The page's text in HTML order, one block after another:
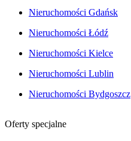
Nieruchomości Gdańsk
Nieruchomości Łódź
Nieruchomości Kielce
Nieruchomości Lublin
Nieruchomości Bydgoszcz
Oferty specjalne